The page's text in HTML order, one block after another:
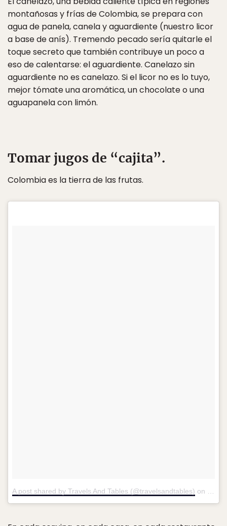
montañosas y frías de Colombia, se prepara con
agua de panela, canela y aguardiente (nuestro licor
a base de anís). Tremendo pecado sería quitarle el
toque secreto que también contribuye un poco a
eso de calentarse: el aguardiente. Canelazo sin
aguardiente no es canelazo. Si el licor no es lo tuyo,
mejor tómate una aromática, un chocolate o una
aguapanela con limón.
Tomar jugos de “cajita”.
Colombia es la tierra de las frutas.
A post shared by Travels And Tables (@travelsandtables) on